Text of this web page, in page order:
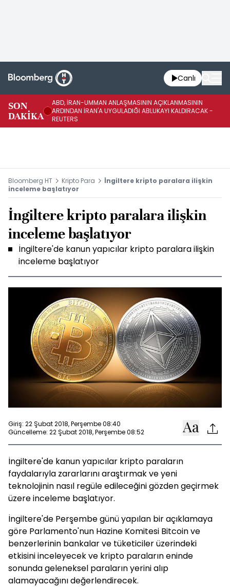
Canlı
SON
DAKİKA
ABD, İRAN-UMMAN ANLAŞMASININ AÇIKLANMASININ
ARDINDAN İRAN'A UYGULADIĞI ABLUKAYI KALDIRACAK -
REUTERS
Bloomberg HT Kripto Para
İngiltere kripto paralara ilişkin
inceleme başlatıyor
İngiltere kripto paralara ilişkin
inceleme başlatıyor
İngiltere'de kanun yapıcılar kripto paralara ilişkin
inceleme başlatıyor
Giriş: 22 Şubat 2018, Perşembe 08:40
Güncelleme: 22 Şubat 2018, Perşembe 08:52
İngiltere'de kanun yapıcılar kripto paraların
faydalarıyla zararlarını araştırmak ve yeni
teknolojinin nasıl regüle edileceğini gözden geçirmek
üzere inceleme başlatıyor.
İngiltere'de Perşembe günü yapılan bir açıklamaya
göre Parlamento'nun Hazine Komitesi Bitcoin ve
benzerlerinin bankalar ve tüketiciler üzerindeki
etkisini inceleyecek ve kripto paraların eninde
sonunda geleneksel paraların yerini alıp
alamayacağını değerlendirecek.